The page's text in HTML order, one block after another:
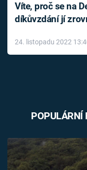
Víte, proč se na
díkůvzdání jí
24. listopadu 2022
POPULÁRNÍ